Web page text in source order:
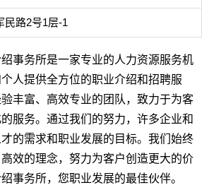
民路2号1层-1
绍事务所是一家专业的人力资源服务机
人提供全方位的职业介绍和招聘服
丰富、高效专业的团队，致力于为客
服务。通过我们的努力，许多企业和
的需求和职业发展的目标。我们始终
效的理念，努力为客户创造更大的价
事务所，您职业发展的最佳伙伴。